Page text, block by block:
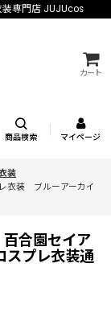
専門店 JUJUcos
カート
商品検索 マイページ
装
衣装 ブルーアーカイ
合園セイア
プレ衣装通